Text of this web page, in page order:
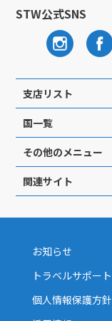
STW公式SNS
支店リスト
国一覧
その他のメニュー
関連サイト
お知らせ
トラベルサポート
個人情報保護方針